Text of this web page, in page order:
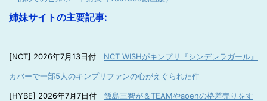
姉妹サイトの主要記事:
[NCT] 2026年7月13日付 NCT WISHがキンプリ『シンデレラガール』
カバーで一部5人のキンプリファンの心がえぐられた件
[HYBE] 2026年7月7日付 飯島三智が＆TEAMやaoenの格差売りをす